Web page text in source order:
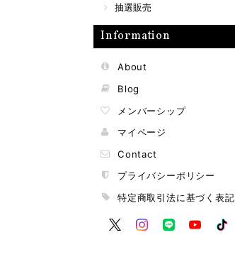
抽選販売
Information
About
Blog
メンバーシップ
マイページ
Contact
プライバシーポリシー
特定商取引法に基づく表記